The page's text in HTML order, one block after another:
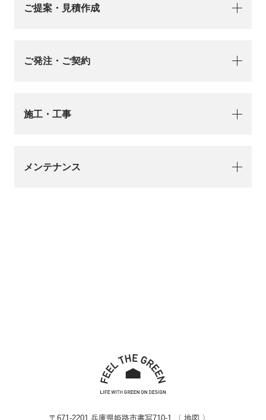
ご提案・見積作成
ご発注・ご契約
施工・工事
メンテナンス
〒671-2201 兵庫県姫路市書写710-1 〈 地図 〉